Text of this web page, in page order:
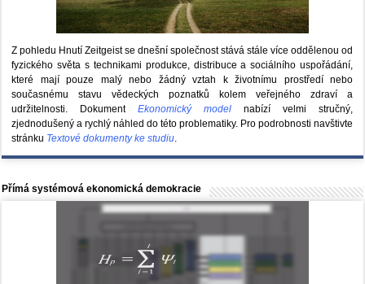
Z pohledu Hnutí Zeitgeist se dnešní společnost stává stále více oddělenou od
fyzického světa s technikami produkce, distribuce a sociálního uspořádání,
které mají pouze malý nebo žádný vztah k životnímu prostředí nebo
současnému stavu vědeckých poznatků kolem veřejného zdraví a
udržitelnosti. DokumentEkonomický model nabízí velmi stručný,
zjednodušený a rychlý náhled do této problematiky. Pro podrobnosti navštivte
stránku Textové dokumenty ke studiu.
Přímá systémová ekonomická demokracie